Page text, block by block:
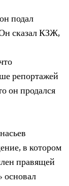
подал
сказал КЗЖ,
репортажей
он продался
в котором
правящей
основал